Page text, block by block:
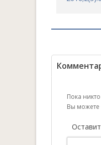
Пока
Вы можете